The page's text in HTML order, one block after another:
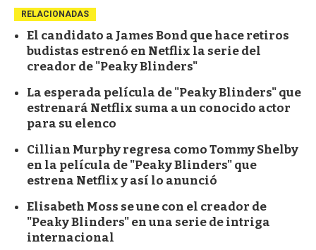
RELACIONADAS
El candidato a James Bond que hace retiros
budistas estrenó en Netflix la serie del
creador de "Peaky Blinders"
La esperada película de "Peaky Blinders" que
estrenará Netflix suma a un conocido actor
para su elenco
Cillian Murphy regresa como Tommy Shelby
en la película de "Peaky Blinders" que
estrena Netflix y así lo anunció
Elisabeth Moss se une con el creador de
"Peaky Blinders" en una serie de intriga
internacional